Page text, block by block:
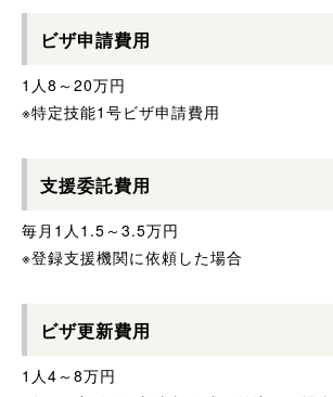
ビザ申請費用
1人8～20万円
※特定技能1号ビザ申請費用
支援委託費用
毎月1人1.5～3.5万円
※登録支援機関に依頼した場合
ビザ更新費用
1人4～8万円